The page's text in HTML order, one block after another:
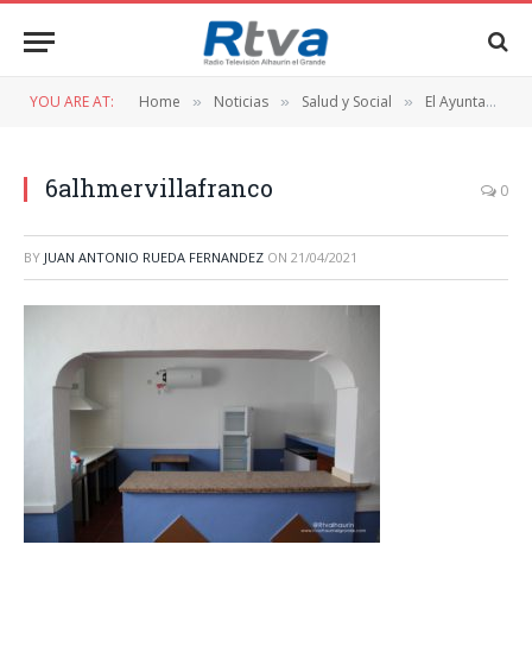
YOU ARE AT: Home » Noticias » Salud y Social » El Ayuntamiento adapta el Centro de Mayores de Villafranco para ofrecer los servicios de Alhmer
6alhmervillafranco 0
BY JUAN ANTONIO RUEDA FERNANDEZ ON 21/04/2021